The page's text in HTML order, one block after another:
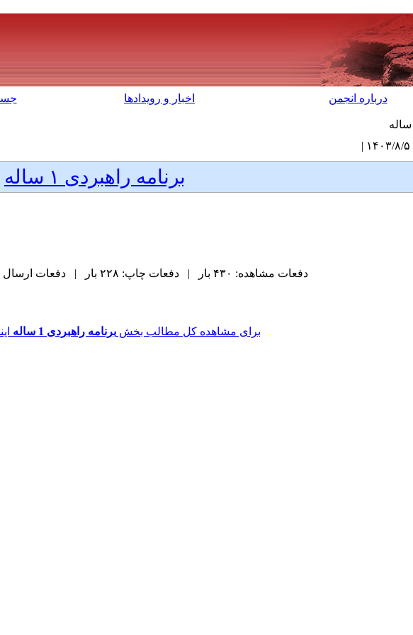
درباره انجمن اخبار و رویدادها
برنامه راهبردی ۱ ساله
دفعات مشاهده: ۴۳۰ بار | دفعات چاپ: ۲۲۸ بار | دفعات ارسال به دیگران: ۰ بار |
برای مشاهده کل مطالب بخش برنامه راهبردی 1 ساله